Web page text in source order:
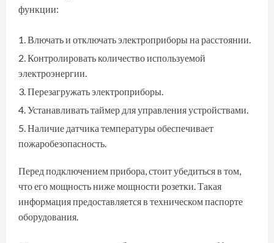
функции:
Влючать и отключать электроприборы на расстоянии.
Контролировать количество используемой
электроэнергии.
Перезагружать электроприборы.
Устанавливать таймер для управления устройствами.
Наличие датчика температуры обеспечивает
пожаробезопасность.
Перед подключением прибора, стоит убедиться в том,
что его мощность ниже мощности розетки. Такая
информация предоставляется в техническом паспорте
оборудования.